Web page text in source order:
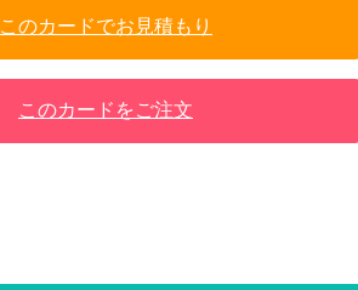
このカードでお見積もり
このカードをご注文